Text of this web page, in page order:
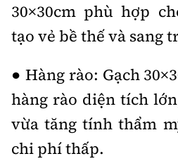
30×30cm phù hợp
tạo vẻ bề thế và sang
● Hàng rào: Gạch
hàng rào diện tích
vừa tăng tính thẩm
chi phí thấp.